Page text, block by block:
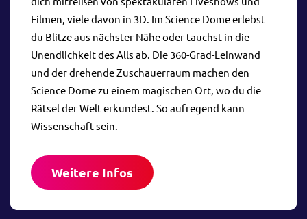
Filmen, viele davon in 3D. Im Science Dome erlebst
du Blitze aus nächster Nähe oder tauchst in die
Unendlichkeit des Alls ab. Die 360-Grad-Leinwand
und der drehende Zuschauerraum machen den
Science Dome zu einem magischen Ort, wo du die
Rätsel der Welt erkundest. So aufregend kann
Wissenschaft sein.
Weitere Infos